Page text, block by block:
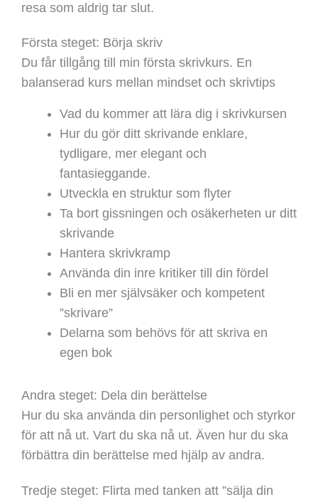
resa som aldrig tar slut.
Första steget: Börja skriv
Du får tillgång till min första skrivkurs. En
balanserad kurs mellan mindset och skrivtips
Vad du kommer att lära dig i skrivkursen
Hur du gör ditt skrivande enklare,
tydligare, mer elegant och
fantasieggande.
Utveckla en struktur som flyter
Ta bort gissningen och osäkerheten ur ditt
skrivande
Hantera skrivkramp
Använda din inre kritiker till din fördel
Bli en mer självsäker och kompetent
”skrivare”
Delarna som behövs för att skriva en
egen bok
Andra steget: Dela din berättelse
Hur du ska använda din personlighet och styrkor
för att nå ut. Vart du ska nå ut. Även hur du ska
förbättra din berättelse med hjälp av andra.
Tredje steget: Flirta med tanken att ”sälja din